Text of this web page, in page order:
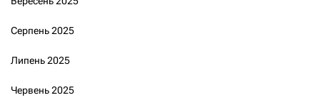
Серпень 2025
Липень 2025
Червень 2025